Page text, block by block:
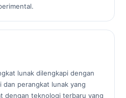
lunak dilengkapi dengan
perangkat lunak yang
dengan teknologi terbaru yang